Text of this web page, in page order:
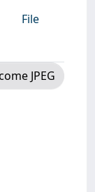
File
JPEG